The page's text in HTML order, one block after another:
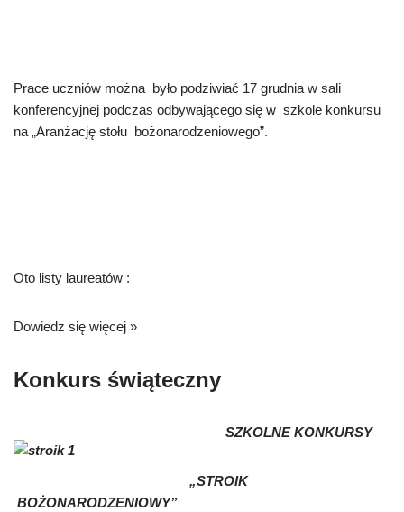
Prace uczniów można było podziwiać 17 grudnia w sali
konferencyjnej podczas odbywającego się w szkole konkursu
na „Aranżację stołu bożonarodzeniowego”.
Oto listy laureatów :
Dowiedz się więcej »
Konkurs świąteczny
SZKOLNE KONKURSY
„STROIK
BOŻONARODZENIOWY”